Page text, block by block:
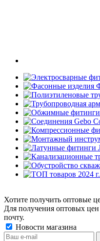
Хотите получить оптовые
Для получения оптовых
почту.
Новости магазина